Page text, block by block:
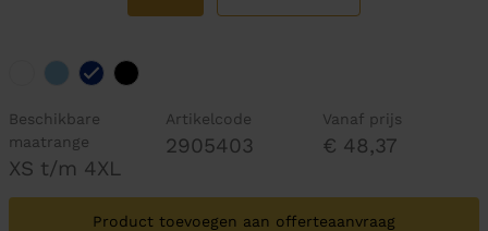
Beschikbare
maatrange
XS t/m 4XL
Artikelcode
2905403
Vanaf prijs
€ 48,37
Product toevoegen aan offerteaanvraag